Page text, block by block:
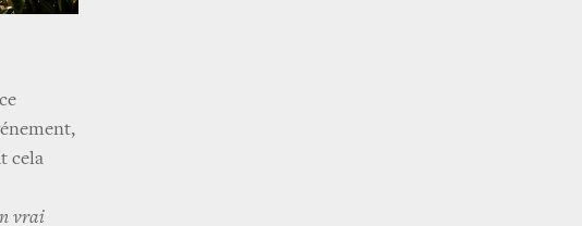
cela
vrai